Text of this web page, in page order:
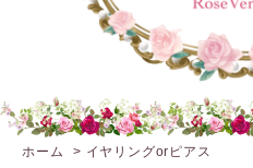
ホーム > イヤリングorピアス